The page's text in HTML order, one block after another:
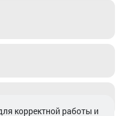
корректной работы и